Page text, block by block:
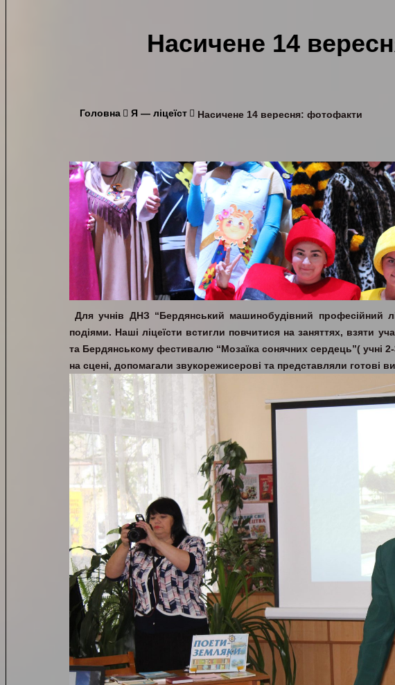
Насичене 14
Головна Я — ліцеїст Насичене 14 вересня: фотофакти
Для учнів ДНЗ “Бердянський машинобудівний професійний
подіями. Наші ліцеїсти встигли повчитися на заняттях, взяти
та Бердянському фестивалю “Мозаїка сонячних сердець”( учні
на сцені, допомагали звукорежисерові та представляли готові